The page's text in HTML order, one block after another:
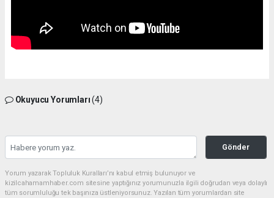
Okuyucu Yorumları(4)
Gönder
Yorum yazarak Topluluk Kuralları’nı kabul etmiş bulunuyor ve
kizilcahamamhaber.com sitesine yaptığınız yorumunuzla ilgili doğrudan veya dolaylı
tüm sorumluluğu tek başınıza üstleniyorsunuz. Yazılan tüm yorumlardan site